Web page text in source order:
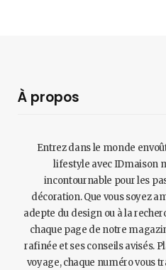
À propos
Entrez dans le monde
lifestyle avec IDmaison
incontournable pour les
décoration. Que vous soyez
adepte du design ou à la
chaque page de notre
rafinée et ses conseils avisés.
voyage, chaque numéro vous